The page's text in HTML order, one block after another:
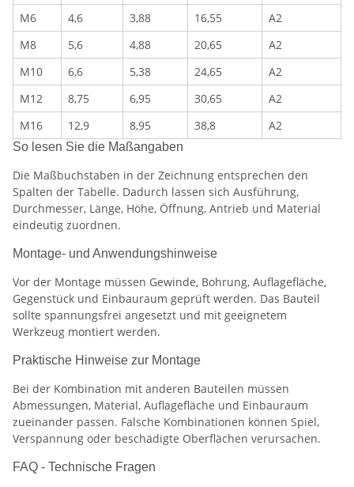
M6
4,6 3,88 16,55
A2
M8
5,6 4,88 20,65
A2
M10
6,6 5,38 24,65
A2
M12
8,75 6,95 30,65
A2
M16
12,9 8,95 38,8 A2
So lesen Sie die Maßangaben
Die Maßbuchstaben in der Zeichnung entsprechen den
Spalten der Tabelle. Dadurch lassen sich Ausführung,
Durchmesser, Länge, Höhe, Öffnung, Antrieb und Material
eindeutig zuordnen.
Montage- und Anwendungshinweise
Vor der Montage müssen Gewinde, Bohrung, Auflagefläche,
Gegenstück und Einbauraum geprüft werden. Das Bauteil
sollte spannungsfrei angesetzt und mit geeignetem
Werkzeug montiert werden.
Praktische Hinweise zur Montage
Bei der Kombination mit anderen Bauteilen müssen
Abmessungen, Material, Auflagefläche und Einbauraum
zueinander passen. Falsche Kombinationen können Spiel,
Verspannung oder beschädigte Oberflächen verursachen.
FAQ - Technische Fragen